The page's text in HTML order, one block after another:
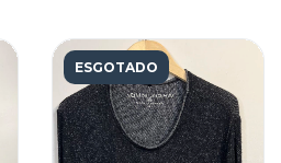
ESGOTADO